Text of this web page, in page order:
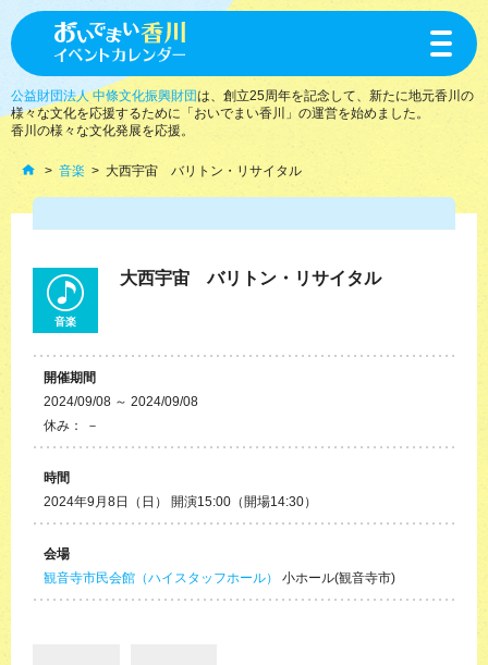
toggle
公益財団法人 中條文化振興財団は、創立25周年を記念して、新たに地元香川の
様々な文化を応援するために「おいでまい香川」の運営を始めました。
香川の様々な文化発展を応援。
音楽 大西宇宙 バリトン・リサイタル
音楽
大西宇宙 バリトン・リサイタル
開催期間
2024/09/08 ～ 2024/09/08
休み： －
時間
2024年9月8日（日） 開演15:00（開場14:30）
会場
観音寺市民会館（ハイスタッフホール）
小ホール(観音寺市)